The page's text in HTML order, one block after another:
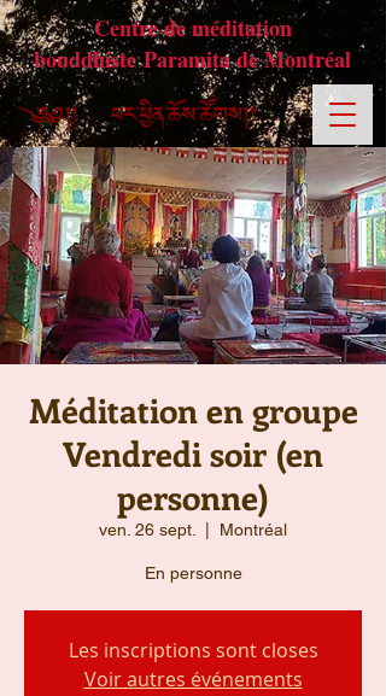
Centre de méditation
bouddhiste Paramita de Montréal
Méditation en groupe
Vendredi soir (en
personne)
ven. 26 sept. Montréal
En personne
Les inscriptions sont closes
Voir autres événements